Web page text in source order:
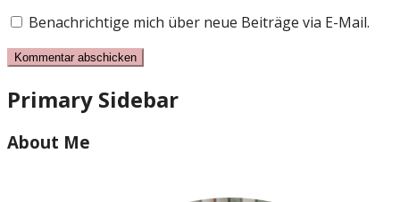
Benachrichtige mich über neue Beiträge via E-Mail.
Primary Sidebar
About Me